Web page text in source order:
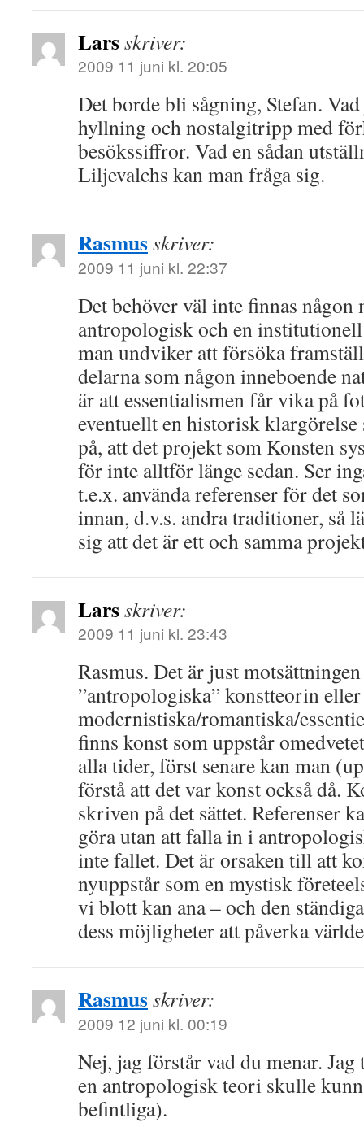
Larsskriver:
2009 11 juni kl. 20:05
Det borde bli sågning, Stefan.
hyllning och nostalgitripp med
besökssiffror. Vad en sådan
Liljevalchs kan man fråga sig.
Rasmusskriver:
2009 11 juni kl. 22:37
Det behöver väl inte finnas
antropologisk och en
man undviker att försöka
delarna som någon inneboende
är att essentialismen får vika på
eventuellt en historisk
på, att det projekt som Konsten
för inte alltför länge sedan. Ser
t.e.x. använda referenser för det
innan, d.v.s. andra traditioner, så
sig att det är ett och samma
Larsskriver:
2009 11 juni kl. 23:43
Rasmus. Det är just
”antropologiska” konstteorin
modernistiska/romantiska/
finns konst som uppstår
alla tider, först senare kan man
förstå att det var konst också då.
skriven på det sättet. Referenser
göra utan att falla in i
inte fallet. Det är orsaken till att
nyuppstår som en mystisk
vi blott kan ana – och den
dess möjligheter att påverka
Rasmusskriver:
2009 12 juni kl. 00:19
Nej, jag förstår vad du menar. Jag
en antropologisk teori skulle
befintliga).